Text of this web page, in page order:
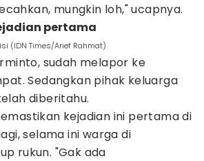
mungkin loh," ucapnya.
pertama
(IDN Times/Arief Rahmat)
sudah melapor ke
Sedangkan pihak keluarga
diberitahu.
kejadian ini pertama di
selama ini warga di
rukun. "Gak ada